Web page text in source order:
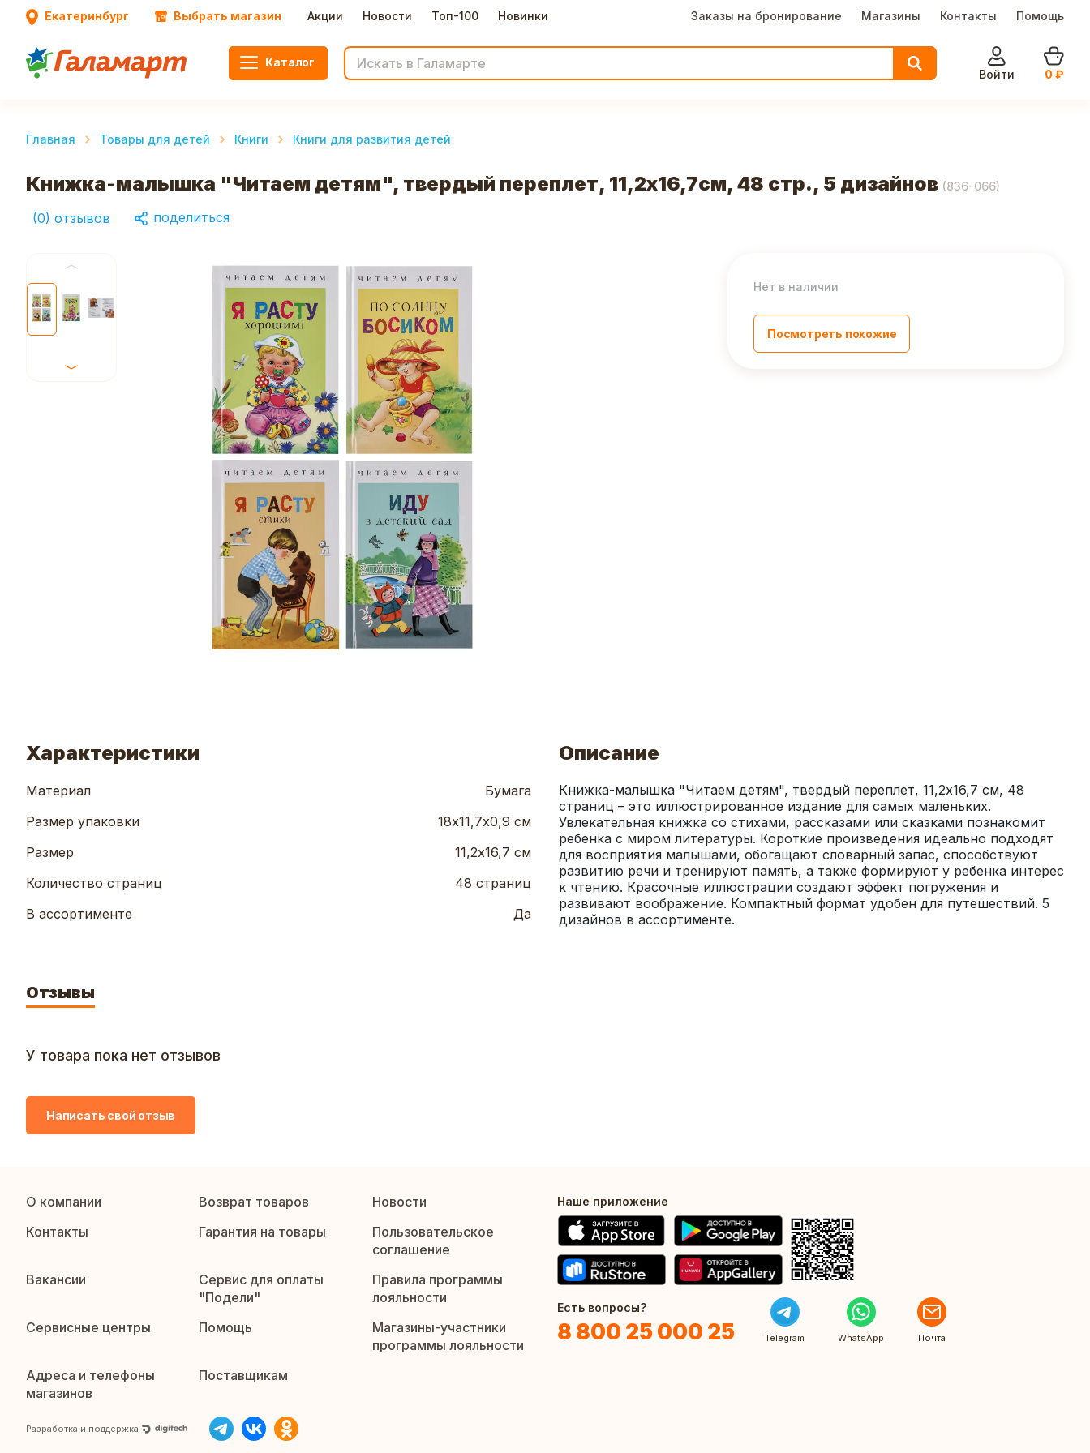
Екатеринбург Выбрать магазин Акции Новости Топ-100 Новинки Заказы на бронирование Магазины Контакты Помощь
Каталог
Войти
0 ₽
Главная Товары для детей Книги Книги для развития детей
Книжка-малышка "Читаем детям", твердый переплет, 11,2х16,7см, 48 стр., 5 дизайнов (836-066)
(0) отзывов поделиться
Нет в наличии
Посмотреть похожие
Характеристики
Материал
Бумага
Размер упаковки
18х11,7х0,9 см
Размер
11,2х16,7 см
Количество страниц
48 страниц
В ассортименте
Да
Описание
Книжка-малышка "Читаем детям", твердый переплет, 11,2х16,7 см, 48
страниц – это иллюстрированное издание для самых маленьких.
Увлекательная книжка со стихами, рассказами или сказками познакомит
ребенка с миром литературы. Короткие произведения идеально подходят
для восприятия малышами, обогащают словарный запас, способствуют
развитию речи и тренируют память, а также формируют у ребенка интерес
к чтению. Красочные иллюстрации создают эффект погружения и
развивают воображение. Компактный формат удобен для путешествий. 5
дизайнов в ассортименте.
Отзывы
У товара пока нет отзывов
Написать свой отзыв
О компании Возврат товаров
Новости
Контакты
Гарантия на товары
Пользовательское
соглашение
Вакансии
Сервис для оплаты
"Подели"
Правила программы
лояльности
Сервисные центры
Помощь
Магазины-участники
программы лояльности
Адреса и телефоны
магазинов
Поставщикам
Разработка и поддержка
Наше приложение
Есть вопросы?
8 800 25 000 25 Telegram WhatsApp Почта